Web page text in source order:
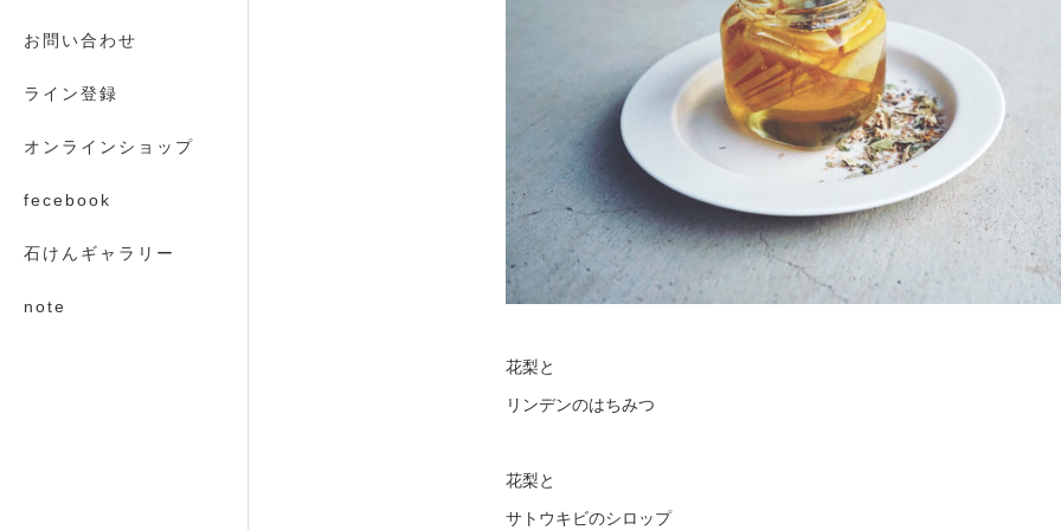
お問い合わせ
ライン登録
オンラインショップ
fecebook
石けんギャラリー
note
花梨と
リンデンのはちみつ
花梨と
サトウキビのシロップ